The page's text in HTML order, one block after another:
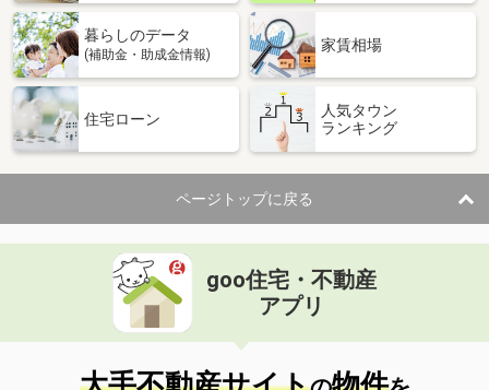
暮らしのデータ
(補助金・助成金情報)
家賃相場
住宅ローン
人気タウン
ランキング
ページトップに戻る
goo住宅・不動産
アプリ